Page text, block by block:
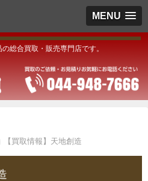
MENU
総合買取・販売専門店です。
【買取情報】天地創造